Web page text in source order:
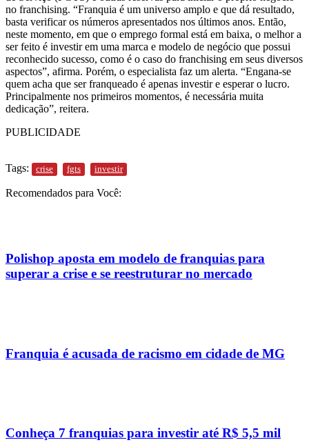
no franchising. “Franquia é um universo amplo e que dá resultado,
basta verificar os números apresentados nos últimos anos. Então,
neste momento, em que o emprego formal está em baixa, o melhor a
ser feito é investir em uma marca e modelo de negócio que possui
reconhecido sucesso, como é o caso do franchising em seus diversos
aspectos”, afirma. Porém, o especialista faz um alerta. “Engana-se
quem acha que ser franqueado é apenas investir e esperar o lucro.
Principalmente nos primeiros momentos, é necessária muita
dedicação”, reitera.
PUBLICIDADE
Tags: crise fgts investir
Recomendados para Você:
Polishop aposta em modelo de franquias para
superar a crise e se reestruturar no mercado
Franquia é acusada de racismo em cidade de MG
Conheça 7 franquias para investir até R$ 5,5 mil